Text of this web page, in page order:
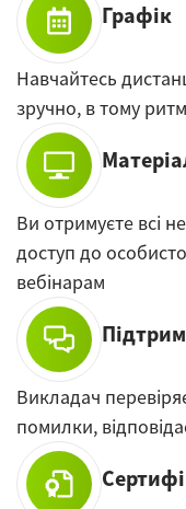
Графік
Навчайтесь
зручно, в тому
Ви отримуєте всі
доступ до
вебінарам
Викладач
помилки,